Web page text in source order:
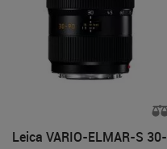
Leica VARIO-ELMAR-S 30-